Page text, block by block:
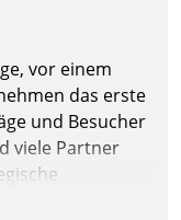
vor einem
das erste
und Besucher
viele Partner